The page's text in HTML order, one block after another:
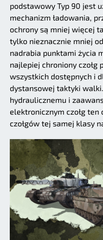
podstawowy Typ 90 jest
mechanizm ładowania,
ochrony są mniej więcej
tylko nieznacznie mniej
nadrabia punktami życia
najlepiej chroniony czołg
wszystkich dostępnych i
dystansowej taktyki
hydraulicznemu i
elektronicznym czołg ten
czołgów tej samej klasy